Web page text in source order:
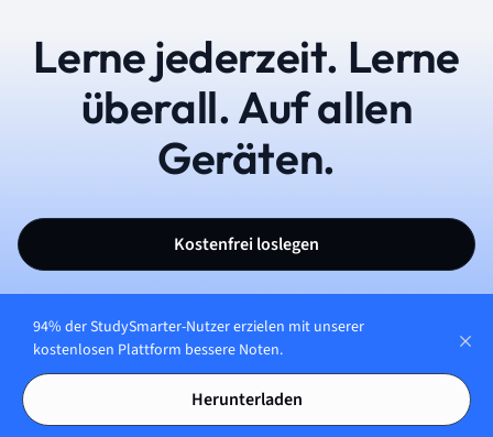
Lerne jederzeit. Lerne
überall. Auf allen
Geräten.
Kostenfrei loslegen
94% der StudySmarter-Nutzer erzielen mit unserer
kostenlosen Plattform bessere Noten.
Herunterladen